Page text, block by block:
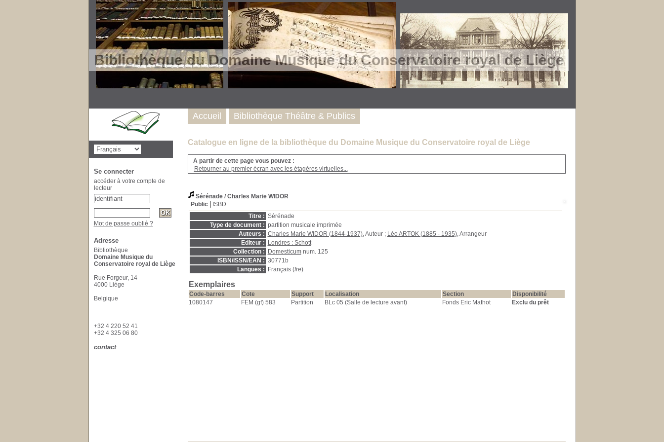
Bibliothèque du Domaine Musique du Conservatoire royal de Liège
Catalogue en ligne de la bibliothèque du Domaine Musique du Conservatoire royal de Liège
A partir de cette page vous pouvez :
Retourner au premier écran avec les étagères virtuelles...
Sérénade/ Charles Marie WIDOR
Public
ISBD
Titre : Sérénade
Type de document : partition musicale imprimée
Auteurs : Charles Marie WIDOR (1844-1937), Auteur ; Léo ARTOK (1885 - 1935), Arrangeur
Editeur :
Londres : Schott
Collection :
Domesticumnum. 125
ISBN/ISSN/EAN : 30771b
Langues :
Français (fre)
Exemplaires
Code-barres Cote Support Localisation Section
Disponibilité
1080147
FEM (gf) 583 Partition BLc 05 (Salle de lecture avant) Fonds Eric Mathot Exclu du prêt
Accueil Bibliothèque Théâtre & Publics
Se connecter
accéder à votre compte de
lecteur
Mot de passe oublié ?
Adresse
Bibliothèque
Domaine Musique du
Conservatoire royal de Liège
Rue Forgeur, 14
4000 Liège
Belgique
+32 4 220 52 41
+32 4 325 06 80
contact